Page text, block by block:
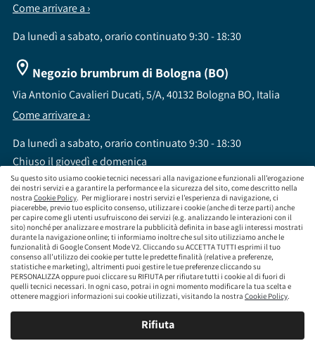
Su questo sito usiamo cookie tecnici necessari alla navigazione e funzionali all’erogazione
dei nostri servizi e a garantire la performance e la sicurezza del sito, come descritto nella
nostra Cookie Policy. Per migliorare i nostri servizi e l’esperienza di navigazione, ci
piacerebbe, previo tuo esplicito consenso, utilizzare i cookie (anche di terze parti) anche
per capire come gli utenti usufruiscono dei servizi (e.g. analizzando le interazioni con il
sito) nonché per analizzare e mostrare la pubblicità definita in base agli interessi mostrati
durante la navigazione online; ti informiamo inoltre che sul sito utilizziamo anche le
funzionalità di Google Consent Mode V2. Cliccando su ACCETTA TUTTI esprimi il tuo
consenso all’utilizzo dei cookie per tutte le predette finalità (relative a preferenze,
statistiche e marketing), altrimenti puoi gestire le tue preferenze cliccando su
PERSONALIZZA oppure puoi cliccare su RIFIUTA per rifiutare tutti i cookie al di fuori di
quelli tecnici necessari. In ogni caso, potrai in ogni momento modificare la tua scelta e
ottenere maggiori informazioni sui cookie utilizzati, visitando la nostra Cookie Policy.
Rifiuta
Come arrivare a ›
Da lunedì a sabato, orario continuato 9:30 - 18:30
Negozio brumbrum di Bologna (BO)
Via Antonio Cavalieri Ducati, 5/A, 40132 Bologna BO, Italia
Come arrivare a ›
Da lunedì a sabato, orario continuato 9:30 - 18:30
Chiuso il giovedì e domenica
brumbrum S.p.A a socio unico - CF / P.IVA 09323210964 - Numero REA: MI - 2083307 -
Capitale Sociale: Euro 218.547,65 i.v.
Sede Legale Via Leningrado 8, 20161 Milano MI
Società soggetta alla direzione e coordinamento di Aramis Group S.A.
Società soggetta al controllo IVASS, consulta gli estremi dell'iscrizione al sito
www.servizi.ivass.it